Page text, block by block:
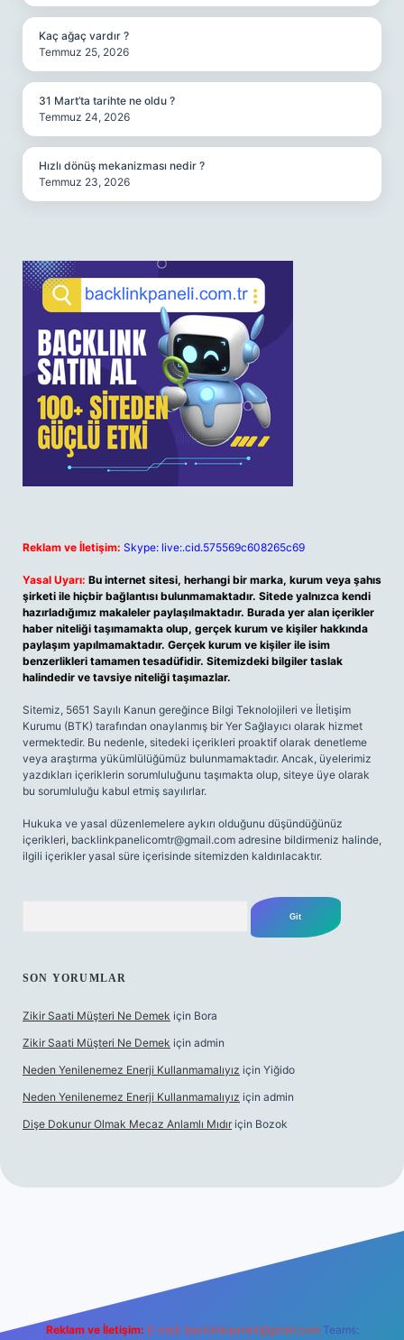
Kaç ağaç vardır ?
Temmuz 25, 2026
31 Mart’ta tarihte ne oldu ?
Temmuz 24, 2026
Hızlı dönüş mekanizması nedir ?
Temmuz 23, 2026
Reklam ve İletişim: Skype: live:.cid.575569c608265c69
Yasal Uyarı: Bu internet sitesi, herhangi bir marka, kurum veya şahıs
şirketi ile hiçbir bağlantısı bulunmamaktadır. Sitede yalnızca kendi
hazırladığımız makaleler paylaşılmaktadır. Burada yer alan içerikler
haber niteliği taşımamakta olup, gerçek kurum ve kişiler hakkında
paylaşım yapılmamaktadır. Gerçek kurum ve kişiler ile isim
benzerlikleri tamamen tesadüfidir. Sitemizdeki bilgiler taslak
halindedir ve tavsiye niteliği taşımazlar.
Sitemiz, 5651 Sayılı Kanun gereğince Bilgi Teknolojileri ve İletişim
Kurumu (BTK) tarafından onaylanmış bir Yer Sağlayıcı olarak hizmet
vermektedir. Bu nedenle, sitedeki içerikleri proaktif olarak denetleme
veya araştırma yükümlülüğümüz bulunmamaktadır. Ancak, üyelerimiz
yazdıkları içeriklerin sorumluluğunu taşımakta olup, siteye üye olarak
bu sorumluluğu kabul etmiş sayılırlar.
Hukuka ve yasal düzenlemelere aykırı olduğunu düşündüğünüz
içerikleri, backlinkpanelicomtr@gmail.com adresine bildirmeniz halinde,
ilgili içerikler yasal süre içerisinde sitemizden kaldırılacaktır.
SON YORUMLAR
Zikir Saati Müşteri Ne Demek için Bora
Zikir Saati Müşteri Ne Demek için admin
Neden Yenilenemez Enerji Kullanmamalıyız için Yiğido
Neden Yenilenemez Enerji Kullanmamalıyız için admin
Dişe Dokunur Olmak Mecaz Anlamlı Mıdır için Bozok
Reklam ve İletişim: E-mail: backlinkpaneli@gmail.com Teams: